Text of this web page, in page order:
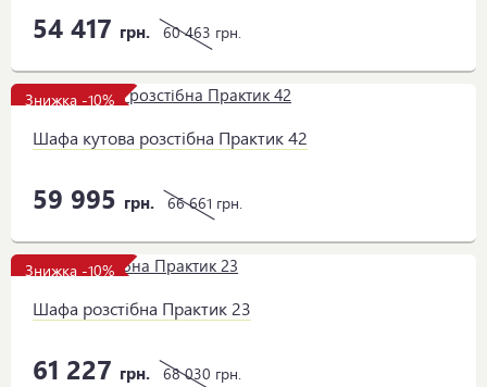
54 417 грн. 60 463 грн.
Знижка -10%
Шафа кутова розстібна Практик 42
59 995 грн. 66 661 грн.
Знижка -10%
Шафа розстібна Практик 23
61 227 грн. 68 030 грн.